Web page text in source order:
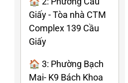
Giấy - Tòa nhà CTM
Complex 139 Cầu
Giấy
🏠 3: Phường Bạch
Mai- K9 Bách Khoa